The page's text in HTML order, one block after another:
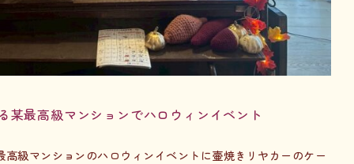
某最高級マンションでハロウィンイベント
級マンションのハロウィンイベントに壷焼きリヤカーのケー